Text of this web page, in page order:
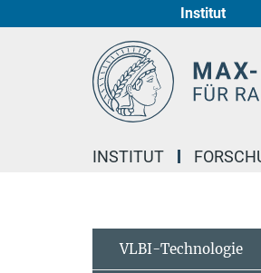
Institut
INSTITUT
VLBI-Technologie